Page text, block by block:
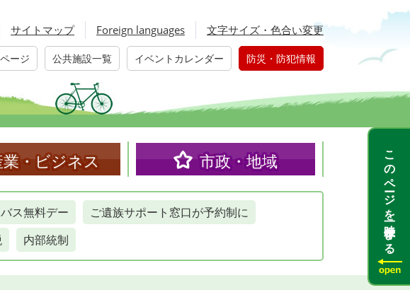
サイトマップ Foreign languages 文字サイズ・色合い変更
ージ 公共施設一覧 イベントカレンダー 防災・防犯情報
業・ビジネス 市政・地域
バス無料デー
ご遺族サポート窓口が予約制に
内部統制 このページを一時保存する